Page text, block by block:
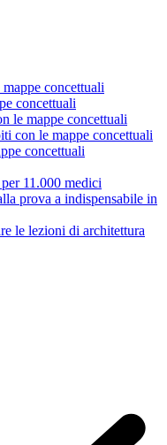
concettuali
concettuali
le mappe concettuali
con le mappe concettuali
concettuali
11.000 medici
prova a indispensabile in
le lezioni di architettura